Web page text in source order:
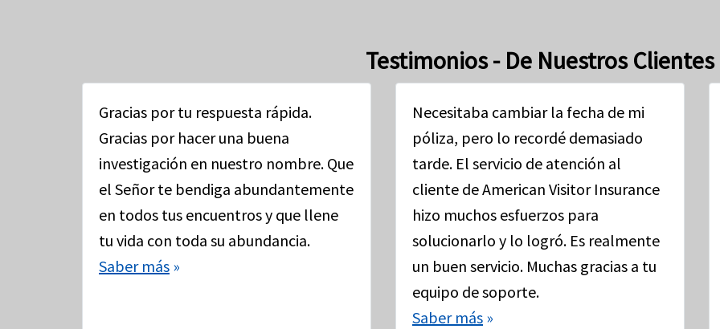
Testimonios - De Nuestros Clientes
Gracias por tu respuesta rápida.
Gracias por hacer una buena
investigación en nuestro nombre. Que
el Señor te bendiga abundantemente
en todos tus encuentros y que llene
tu vida con toda su abundancia.
Saber más »
Necesitaba cambiar la fecha de mi
póliza, pero lo recordé demasiado
tarde. El servicio de atención al
cliente de American Visitor Insurance
hizo muchos esfuerzos para
solucionarlo y lo logró. Es realmente
un buen servicio. Muchas gracias a tu
equipo de soporte.
Saber más »